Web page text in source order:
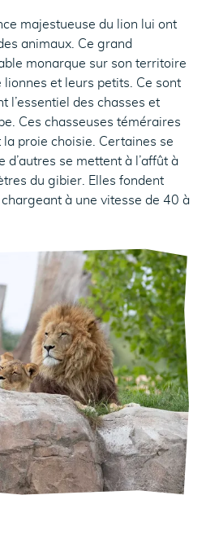
majestueuse du lion lui ont
animaux. Ce grand
monarque sur son territoire
lionnes et leurs petits. Ce sont
l’essentiel des chasses et
Ces chasseuses téméraires
proie choisie. Certaines se
d’autres se mettent à l’affût à
du gibier. Elles fondent
à une vitesse de 40 à